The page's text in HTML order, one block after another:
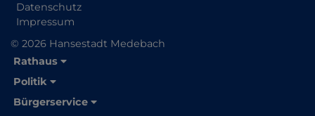
Datenschutz
Impressum
© 2026 Hansestadt Medebach
Rathaus
Politik
Bürgerservice